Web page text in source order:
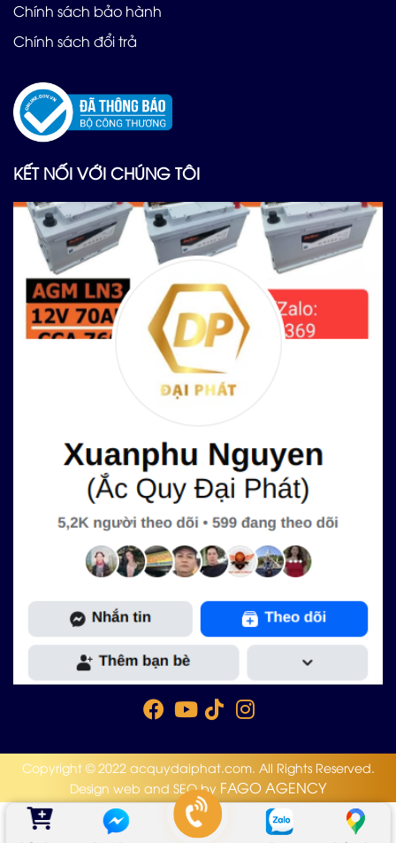
Chính sách bảo hành
Chính sách đổi trả
KẾT NỐI VỚI CHÚNG TÔI
Copyright © 2022 acquydaiphat.com. All Rights Reserved.
Design web and SEO by FAGO AGENCY